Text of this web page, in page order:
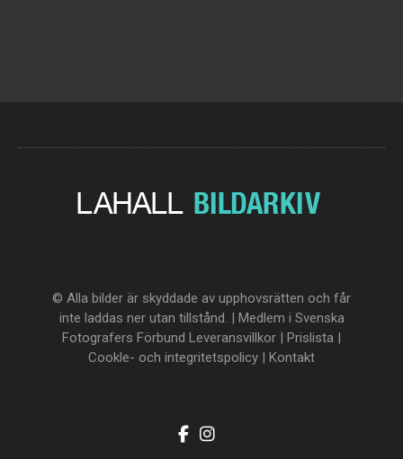
© Alla bilder är skyddade av upphovsrätten och får
inte laddas ner utan tillstånd. | Medlem i Svenska
Fotografers Förbund Leveransvillkor | Prislista |
Cookle- och integritetspolicy | Kontakt